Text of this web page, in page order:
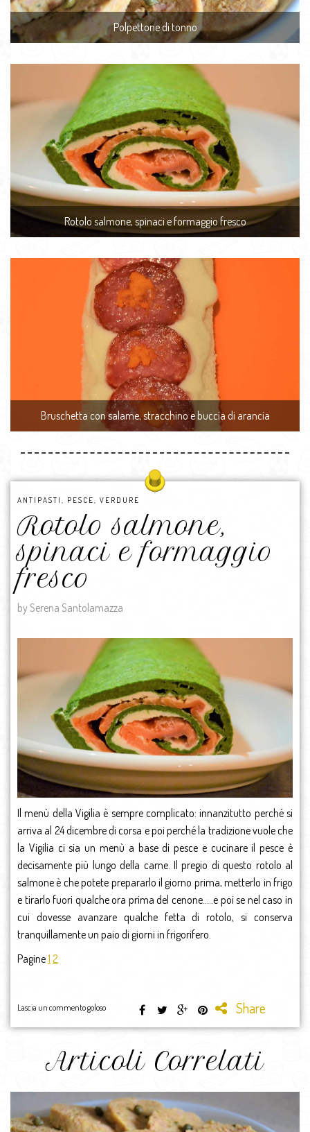
Polpettone di tonno
Rotolo salmone, spinaci e formaggio fresco
Bruschetta con salame, stracchino e buccia di arancia
ANTIPASTI , PESCE, VERDURE
Rotolo salmone,
spinaci e formaggio
fresco
by Serena Santolamazza
Il menù della Vigilia è sempre complicato: innanzitutto perché si
arriva al 24 dicembre di corsa e poi perché la tradizione vuole che
la Vigilia ci sia un menù a base di pesce e cucinare il pesce è
decisamente più lungo della carne. Il pregio di questo rotolo al
salmone è che potete prepararlo il giorno prima, metterlo in frigo
e tirarlo fuori qualche ora prima del cenone…..e poi se nel caso in
cui dovesse avanzare qualche fetta di rotolo, si conserva
tranquillamente un paio di giorni in frigorifero.
Pagine1 2
Lascia un commento goloso Share
Articoli Correlati